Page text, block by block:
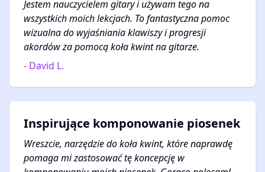
Jestem nauczycielem gitary i używam tego na
wszystkich moich lekcjach. To fantastyczna pomoc
wizualna do wyjaśniania klawiszy i progresji
akordów za pomocą koła kwint na gitarze.
- David L.
Inspirujące komponowanie piosenek
Wreszcie, narzędzie do koła kwint, które naprawdę
pomaga mi zastosować tę koncepcję w